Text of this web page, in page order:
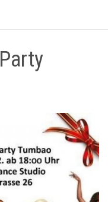
Party